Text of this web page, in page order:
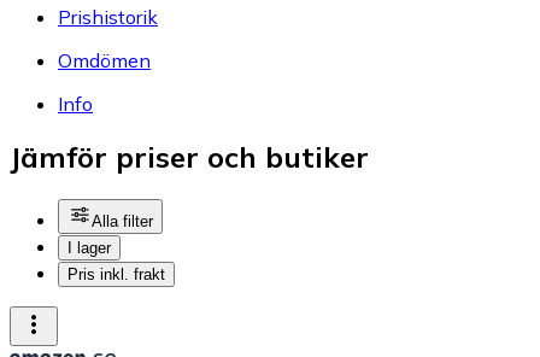
Prishistorik
Omdömen
Info
Jämför priser och butiker
Alla filter
I lager
Pris inkl. frakt